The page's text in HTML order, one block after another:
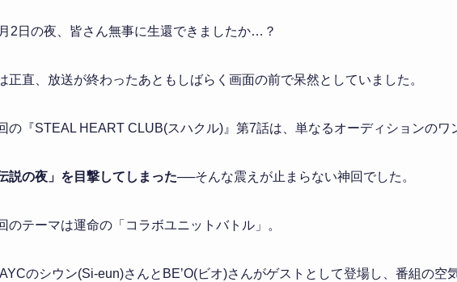
2日の夜、皆さん無事に生還できましたか…？
正直、放送が終わったあともしばらく画面の前で呆然としていました。
の『STEAL HEART CLUB(スハクル)』第7話は、単なるオーディションのワ
伝説の夜」を目撃してしまった──そんな震えが止まらない神回でした。
のテーマは運命の「コラボユニットバトル」。
のシウン(Si-eun)さんとBE’O(ビオ)さんがゲストとして登場し、番組の空